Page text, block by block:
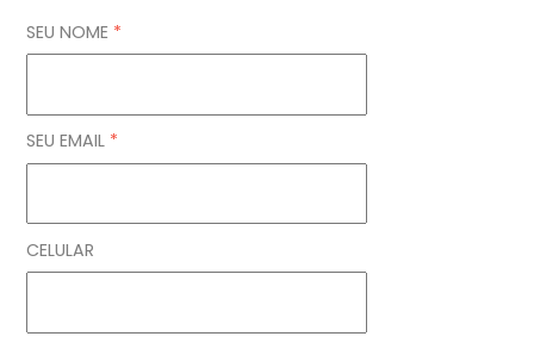
SEU NOME *
SEU EMAIL *
CELULAR